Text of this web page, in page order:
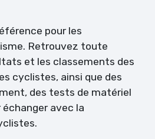
pour les
Retrouvez toute
et les classements des
cyclistes, ainsi que des
des tests de matériel
avec la